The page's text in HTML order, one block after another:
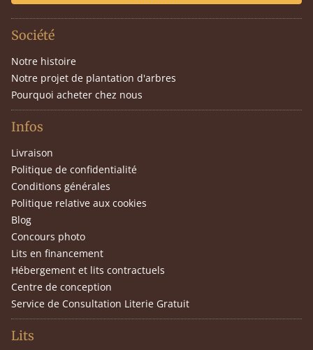
Société
Notre histoire
Notre projet de plantation d'arbres
Pourquoi acheter chez nous
Infos
Livraison
Politique de confidentialité
Conditions générales
Politique relative aux cookies
Blog
Concours photo
Lits en financement
Hébergement et lits contractuels
Centre de conception
Service de Consultation Literie Gratuit
Lits